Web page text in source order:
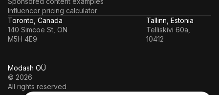
Influencer pricing calculator
Modash OÜ
© 2026
All rights reserved
Toronto, Canada
140 Simcoe St, ON
M5H 4E9
Tallinn, Estonia
Telliskivi 60a,
10412